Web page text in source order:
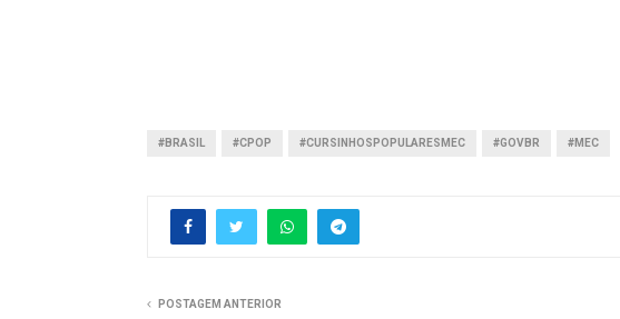
#BRASIL #CPOP #CURSINHOSPOPULARESMEC #GOVBR #MEC
POSTAGEM ANTERIOR